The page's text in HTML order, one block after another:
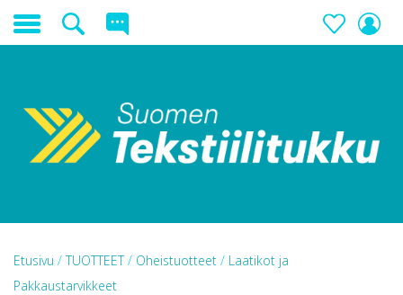
Etusivu /TUOTTEET/ Oheistuotteet / Laatikot ja
Pakkaustarvikkeet